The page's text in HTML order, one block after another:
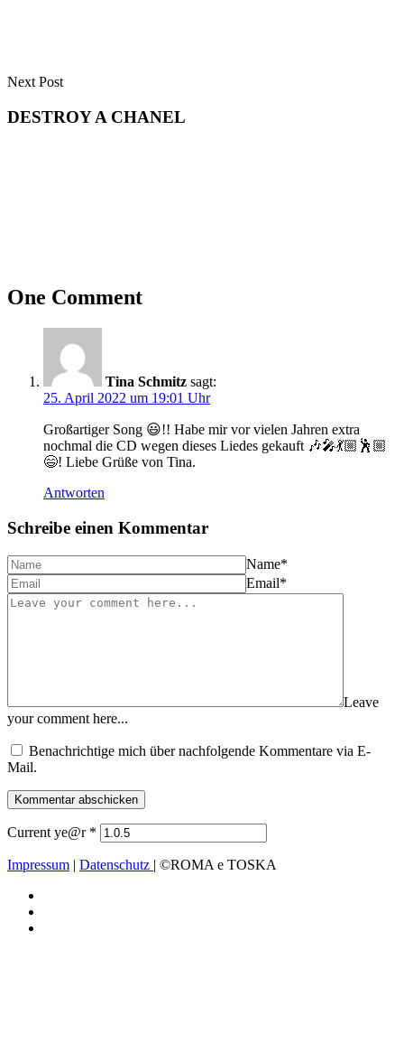
Next Post
DESTROY A CHANEL
One Comment
Tina Schmitz sagt:
25. April 2022 um 19:01 Uhr
Großartiger Song 😃!! Habe mir vor vielen Jahren extra
nochmal die CD wegen dieses Liedes gekauft 🎶🎤💃🏼🕺🏼
😄! Liebe Grüße von Tina.
Antworten
Schreibe einen Kommentar
Name*
Email*
Leave
your comment here...
Benachrichtige mich über nachfolgende Kommentare via E-
Mail.
Current ye@r *
Impressum | Datenschutz | ©ROMA e TOSKA